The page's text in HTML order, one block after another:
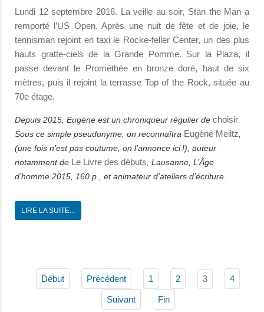
Lundi 12 septembre 2016. La veille au soir, Stan the Man a
remporté l’US Open. Après une nuit de fête et de joie, le
tennisman rejoint en taxi le Rocke-feller Center, un des plus
hauts gratte-ciels de la Grande Pomme. Sur la Plaza, il
passe devant le Prométhée en bronze doré, haut de six
mètres, puis il rejoint la terrasse Top of the Rock, située au
70e étage.
Depuis 2015, Eugène est un chroniqueur régulier de choisir
Sous ce simple pseudonyme, on reconnaîtra Eugène Meiltz
(une fois n’est pas coutume, on l’annonce ici !), auteur
notamment de Le Livre des débuts , Lausanne, L’Âge
d’homme 2015, 160 p., et animateur d’ateliers d’écriture.
LIRE LA SUITE...
Début Précédent 1 2 3 4
Suivant Fin